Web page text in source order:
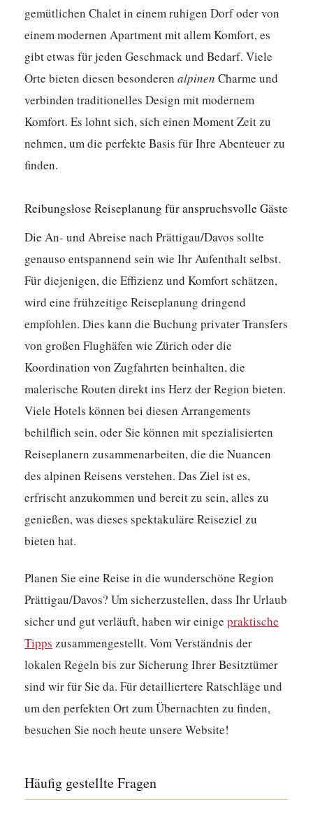
gemütlichen Chalet in einem ruhigen Dorf oder von
einem modernen Apartment mit allem Komfort, es
gibt etwas für jeden Geschmack und Bedarf. Viele
Orte bieten diesen besonderenalpinen Charme und
verbinden traditionelles Design mit modernem
Komfort. Es lohnt sich, sich einen Moment Zeit zu
nehmen, um die perfekte Basis für Ihre Abenteuer zu
finden.
Reibungslose Reiseplanung für anspruchsvolle Gäste
Die An- und Abreise nach Prättigau/Davos sollte
genauso entspannend sein wie Ihr Aufenthalt selbst.
Für diejenigen, die Effizienz und Komfort schätzen,
wird eine frühzeitige Reiseplanung dringend
empfohlen. Dies kann die Buchung privater Transfers
von großen Flughäfen wie Zürich oder die
Koordination von Zugfahrten beinhalten, die
malerische Routen direkt ins Herz der Region bieten.
Viele Hotels können bei diesen Arrangements
behilflich sein, oder Sie können mit spezialisierten
Reiseplanern zusammenarbeiten, die die Nuancen
des alpinen Reisens verstehen.Das Ziel ist es,
erfrischt anzukommen und bereit zu sein, alles zu
genießen, was dieses spektakuläre Reiseziel zu
bieten hat.
Planen Sie eine Reise in die wunderschöne Region
Prättigau/Davos? Um sicherzustellen, dass Ihr Urlaub
sicher und gut verläuft, haben wir einigepraktische
Tipps zusammengestellt. Vom Verständnis der
lokalen Regeln bis zur Sicherung Ihrer Besitztümer
sind wir für Sie da. Für detailliertere Ratschläge und
um den perfekten Ort zum Übernachten zu finden,
besuchen Sie noch heute unsere Website!
Häufig gestellte Fragen